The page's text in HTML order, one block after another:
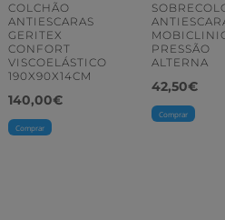
COLCHÃO
ANTIESCARAS
GERITEX
CONFORT
VISCOELÁSTICO
190X90X14CM
140,00€
Comprar
PRESSÃO
ALTERNA
42,50€
Comprar